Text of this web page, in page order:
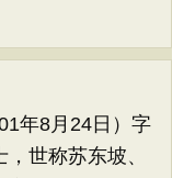
年8月24日）字
世称苏东坡、